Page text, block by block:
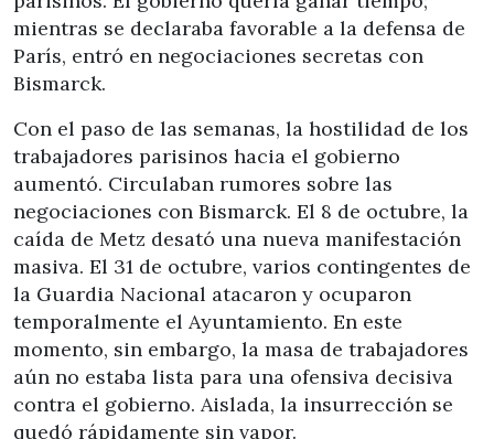
mientras se declaraba favorable a la defensa de
París, entró en negociaciones secretas con
Bismarck.
Con el paso de las semanas, la hostilidad de los
trabajadores parisinos hacia el gobierno
aumentó. Circulaban rumores sobre las
negociaciones con Bismarck. El 8 de octubre, la
caída de Metz desató una nueva manifestación
masiva. El 31 de octubre, varios contingentes de
la Guardia Nacional atacaron y ocuparon
temporalmente el Ayuntamiento. En este
momento, sin embargo, la masa de trabajadores
aún no estaba lista para una ofensiva decisiva
contra el gobierno. Aislada, la insurrección se
quedó rápidamente sin vapor.